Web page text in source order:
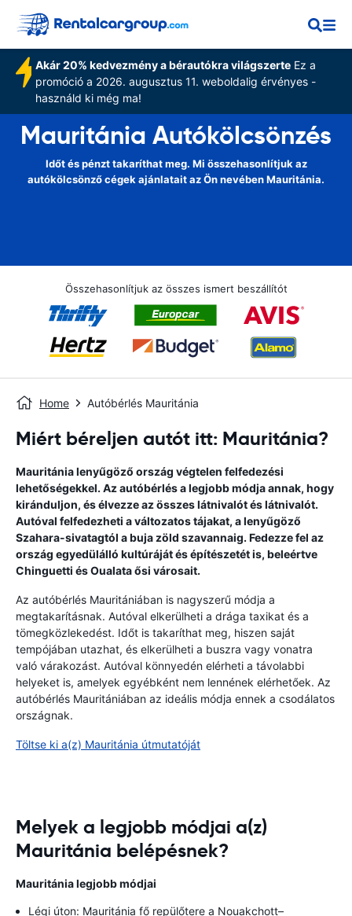
Akár 20% kedvezmény a bérautókra világszerteEz a
promóció a 2026. augusztus 11. weboldalig érvényes -
használd ki még ma!
Mauritánia Autókölcsönzés
Időt és pénzt takaríthat meg. Mi összehasonlítjuk az
autókölcsönző cégek ajánlatait az Ön nevében Mauritánia.
Összehasonlítjuk az összes ismert beszállítót
Home Autóbérlés Mauritánia
Miért béreljen autót itt: Mauritánia?
Mauritánia lenyűgöző ország végtelen felfedezési
lehetőségekkel. Az autóbérlés a legjobb módja annak, hogy
kiránduljon, és élvezze az összes látnivalót és látnivalót.
Autóval felfedezheti a változatos tájakat, a lenyűgöző
Szahara-sivatagtól a buja zöld szavannaig. Fedezze fel az
ország egyedülálló kultúráját és építészetét is, beleértve
Chinguetti és Oualata ősi városait.
Az autóbérlés Mauritániában is nagyszerű módja a
megtakarításnak. Autóval elkerülheti a drága taxikat és a
tömegközlekedést. Időt is takaríthat meg, hiszen saját
tempójában utazhat, és elkerülheti a buszra vagy vonatra
való várakozást. Autóval könnyedén elérheti a távolabbi
helyeket is, amelyek egyébként nem lennének elérhetőek. Az
autóbérlés Mauritániában az ideális módja ennek a csodálatos
országnak.
Töltse ki a(z) Mauritánia útmutatóját
Melyek a legjobb módjai a(z)
Mauritánia belépésnek?
Mauritánia legjobb módjai
Légi úton: Mauritánia fő repülőtere a Nouakchott–